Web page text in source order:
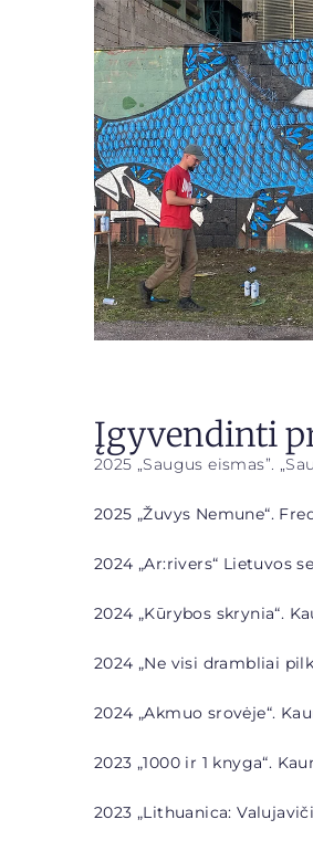
Įgyvendinti
2025 „Saugus eismas”.
2025 „Žuvys Nemune“.
2024 „Ar:rivers“ Lietuvos
2024 „Kūrybos skrynia“.
2024 „Ne visi drambliai
2024 „Akmuo srovėje“.
2023 „1000 ir 1 knyga“.
2023 „Lithuanica: